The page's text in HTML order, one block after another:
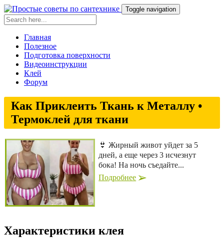
Toggle navigation
Главная
Полезное
Подготовка поверхности
Видеоинструкции
Клей
Форум
Как Приклеить Ткань к Металлу •
Термоклей для ткани
👙 Жирный живот уйдет за 5
дней, а еще через 3 исчезнут
бока! На ночь съедайте...
Подробнее
Характеристики клея